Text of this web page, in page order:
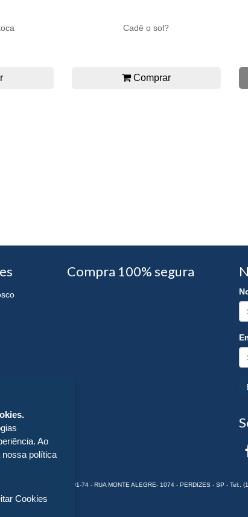
Cadê o sol?
Comprar
Compra 100% segura
- CNPJ n° 43.003.409/0001-74 - RUA MONTE ALEGRE- 1074 - PERDIZES - SP - Tel:.
Ao
nossa política
Cookies